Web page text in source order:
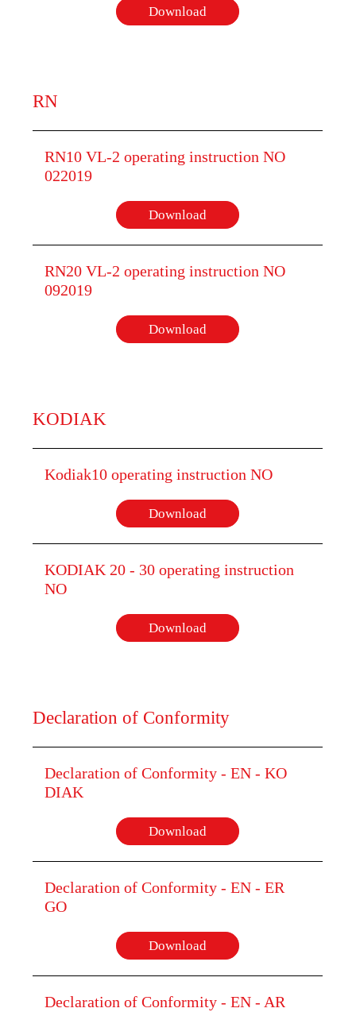
Download
RN
RN10 VL-2 operating instruction NO
022019
Download
RN20 VL-2 operating instruction NO
092019
Download
KODIAK
Kodiak10 operating instruction NO
Download
KODIAK 20 - 30 operating instruction
NO
Download
Declaration of Conformity
Declaration of Conformity - EN - KO
DIAK
Download
Declaration of Conformity - EN - ER
GO
Download
Declaration of Conformity - EN - AR